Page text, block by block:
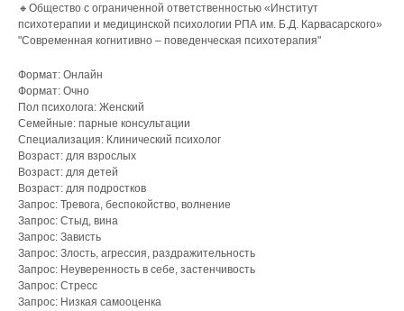
🔸Общество с ограниченной ответственностью «Институт
психотерапии и медицинской психологии РПА им. Б.Д. Карвасарского»
"Современная когнитивно – поведенческая психотерапия"
Формат: Онлайн
Формат: Очно
Пол психолога: Женский
Семейные: парные консультации
Специализация: Клинический психолог
Возраст: для взрослых
Возраст: для детей
Возраст: для подростков
Запрос: Тревога, беспокойство, волнение
Запрос: Стыд, вина
Запрос: Зависть
Запрос: Злость, агрессия, раздражительность
Запрос: Неуверенность в себе, застенчивость
Запрос: Стресс
Запрос: Низкая самооценка